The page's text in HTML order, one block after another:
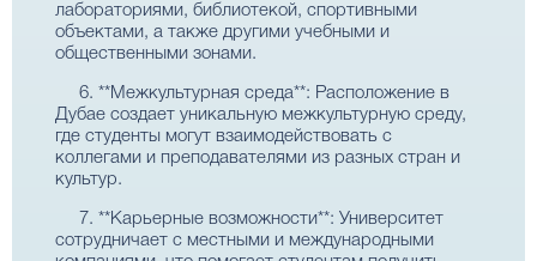
лабораториями, библиотекой, спортивными
объектами, а также другими учебными и
общественными зонами.
6. **Межкультурная среда**: Расположение в
Дубае создает уникальную межкультурную среду,
где студенты могут взаимодействовать с
коллегами и преподавателями из разных стран и
культур.
7. **Карьерные возможности**: Университет
сотрудничает с местными и международными